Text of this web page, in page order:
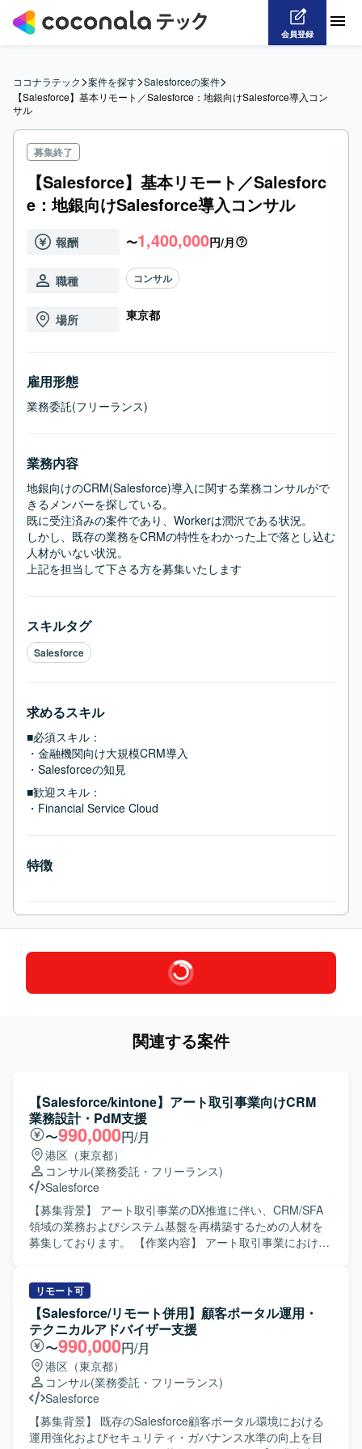
会員登録
ココナラテック>案件を探す>Salesforceの案件>
【Salesforce】基本リモート／Salesforce：地銀向けSalesforce導入コン
サル
募集終了
【Salesforce】基本リモート／Salesforc
e：地銀向けSalesforce導入コンサル
報酬 〜1,400,000円/月
職種 コンサル
場所 東京都
雇用形態
業務委託(フリーランス)
業務内容
地銀向けのCRM(Salesforce)導入に関する業務コンサルがで
きるメンバーを探している。
既に受注済みの案件であり、Workerは潤沢である状況。
しかし、既存の業務をCRMの特性をわかった上で落とし込む
人材がいない状況。
上記を担当して下さる方を募集いたします
スキルタグ
Salesforce
求めるスキル
■必須スキル：
・金融機関向け大規模CRM導入
・Salesforceの知見
■歓迎スキル：
・Financial Service Cloud
特徴
関連する案件
【Salesforce/kintone】アート取引事業向けCRM
業務設計・PdM支援
〜990,000円/月
港区（東京都）
コンサル(業務委託・フリーランス)
Salesforce
【募集背景】 アート取引事業のDX推進に伴い、CRM/SFA
領域の業務およびシステム基盤を再構築するための人材を
募集しております。 【作業内容】 アート取引事業における
業活動情報の運用状況を調査し、顧客管理・営業管理業務
のTo-Be設計を実施していただきます。 顧客管理領域のデ
ータモデル設計、運用ルール策定、CRMデータ移行方針の
策定を行っていただきます。 業務要件を機能要件・画面要
件・データ要件へと落とし込み、仕様として整理していた
だきます。 経営層、業務部門、開発チームとの間で調整を
行い、MVP策定やフェーズ分け、優先順位付けをリードし
ていただきます。 会議のファシリテーションおよび論点整
理を通じて、意思決定を支援していただきます。 【求める
人物像】 顧客側PdMを支援する立場として、事業目線で課
リモート可
【Salesforce/リモート併用】顧客ポータル運用・
テクニカルアドバイザー支援
〜990,000円/月
港区（東京都）
コンサル(業務委託・フリーランス)
Salesforce
【募集背景】 既存のSalesforce顧客ポータル環境における
運用強化およびセキュリティ・ガバナンス水準の向上を目